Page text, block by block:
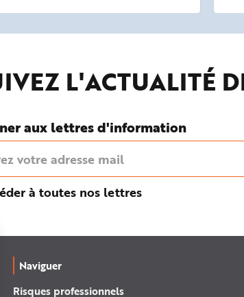
L'ACTUALITÉ
aux lettres d'information
à toutes nos lettres
Naviguer
Risques professionnels